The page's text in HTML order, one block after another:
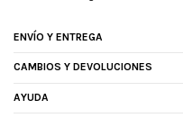
ENVÍO Y ENTREGA
CAMBIOS Y DEVOLUCIONES
AYUDA